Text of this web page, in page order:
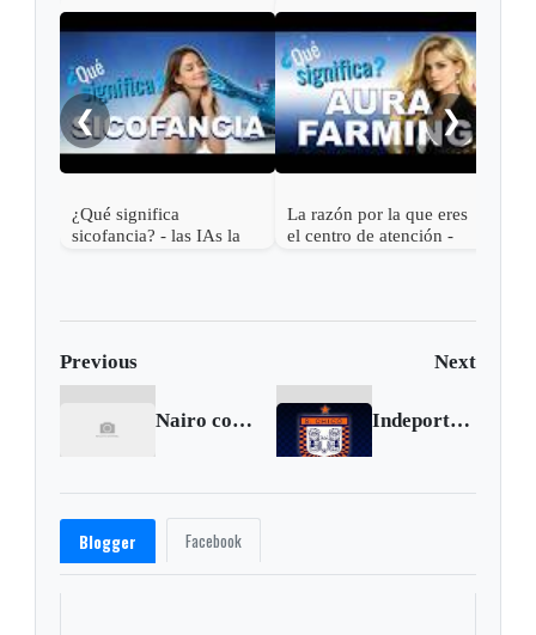
❮
¿Qué significa
sicofancia? - las IAs la
La razón por la que eres
el centro de atención -
❯
Previous Next
Nairo consigue su primer triunfo de 2014 Indeportes inaugurará camerinos en el estadio La Independencia
Blogger Facebook